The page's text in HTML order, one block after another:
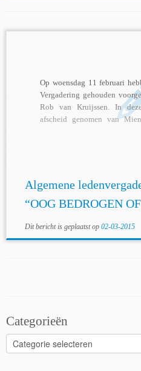
Op woensdag 11 februari
Vergadering gehouden
Rob van Kruijssen. In
afscheid genomen van
Algemene
“OOG BEDROGEN
Dit bericht is geplaatst op 02-03-2015
Categorieën
Categorieën